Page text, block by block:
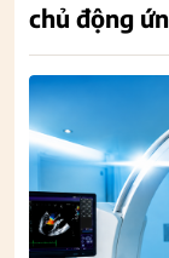
chủ động